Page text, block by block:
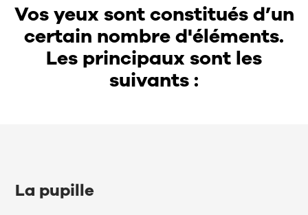
Vos yeux sont constitués d’un
certain nombre d'éléments.
Les principaux sont les
suivants :
La pupille